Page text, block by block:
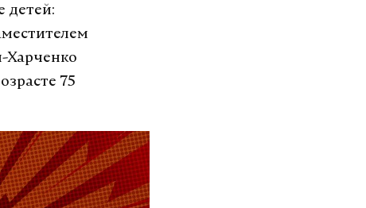
детей:
Харченко
75